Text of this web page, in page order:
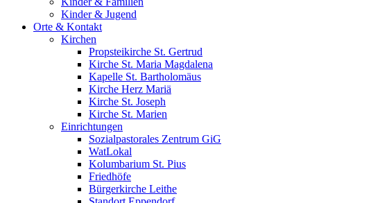
Kinder & Jugend
Orte & Kontakt
Kirchen
Propsteikirche St. Gertrud
Kirche St. Maria Magdalena
Kapelle St. Bartholomäus
Kirche Herz Mariä
Kirche St. Joseph
Kirche St. Marien
Einrichtungen
Sozialpastorales Zentrum GiG
WatLokal
Kolumbarium St. Pius
Friedhöfe
Bürgerkirche Leithe